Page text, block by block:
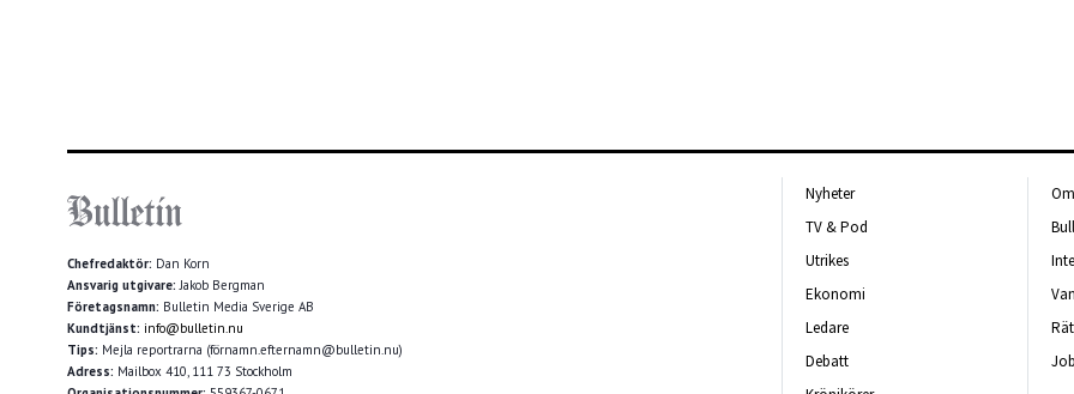
Chefredaktör: Dan Korn
Ansvarig utgivare: Jakob Bergman
Företagsnamn: Bulletin Media Sverige AB
Kundtjänst: info@bulletin.nu
Tips: Mejla reportrarna (förnamn.efternamn@bulletin.nu)
Adress: Mailbox 410, 111 73 Stockholm
Nyheter
TV & Pod
Utrikes
Ekonomi
Ledare
Debatt